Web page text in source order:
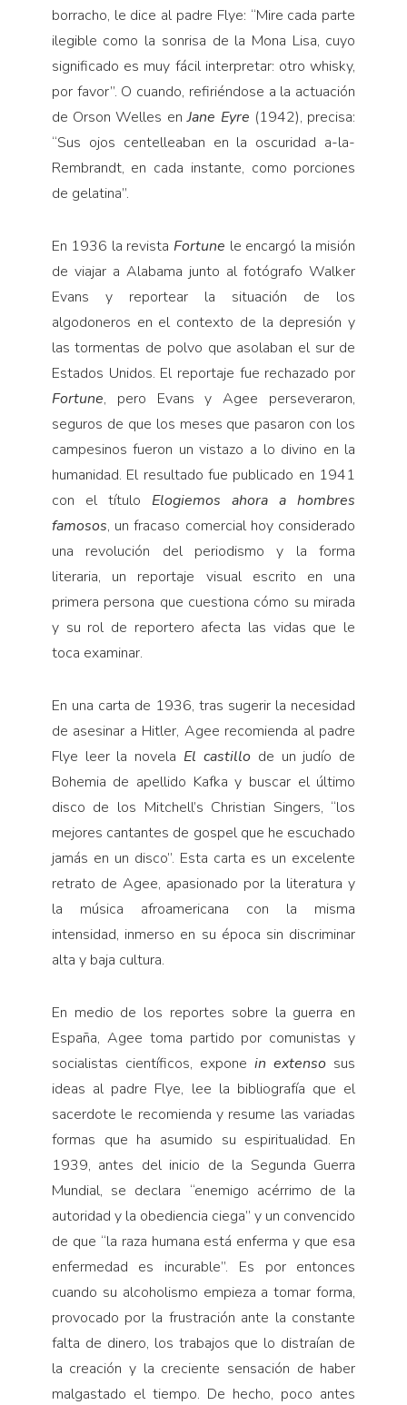
borracho, le dice al padre Flye: “Mire cada parte
ilegible como la sonrisa de la Mona Lisa, cuyo
significado es muy fácil interpretar: otro whisky,
por favor”. O cuando, refiriéndose a la actuación
de Orson Welles enJane Eyre (1942), precisa:
“Sus ojos centelleaban en la oscuridad a-la-
Rembrandt, en cada instante, como porciones
de gelatina”.
En 1936 la revista Fortune le encargó la misión
de viajar a Alabama junto al fotógrafo Walker
Evans y reportear la situación de los
algodoneros en el contexto de la depresión y
las tormentas de polvo que asolaban el sur de
Estados Unidos. El reportaje fue rechazado por
Fortune, pero Evans y Agee perseveraron,
seguros de que los meses que pasaron con los
campesinos fueron un vistazo a lo divino en la
humanidad. El resultado fue publicado en 1941
con el título Elogiemos ahora a hombres
famosos, un fracaso comercial hoy considerado
una revolución del periodismo y la forma
literaria, un reportaje visual escrito en una
primera persona que cuestiona cómo su mirada
y su rol de reportero afecta las vidas que le
toca examinar.
En una carta de 1936, tras sugerir la necesidad
de asesinar a Hitler, Agee recomienda al padre
Flye leer la novela El castillode un judío de
Bohemia de apellido Kafka y buscar el último
disco de los Mitchell’s Christian Singers, “los
mejores cantantes de gospel que he escuchado
jamás en un disco”. Esta carta es un excelente
retrato de Agee, apasionado por la literatura y
la música afroamericana con la misma
intensidad, inmerso en su época sin discriminar
alta y baja cultura.
En medio de los reportes sobre la guerra en
España, Agee toma partido por comunistas y
socialistas científicos, exponein extenso sus
ideas al padre Flye, lee la bibliografía que el
sacerdote le recomienda y resume las variadas
formas que ha asumido su espiritualidad. En
1939, antes del inicio de la Segunda Guerra
Mundial, se declara “enemigo acérrimo de la
autoridad y la obediencia ciega” y un convencido
de que “la raza humana está enferma y que esa
enfermedad es incurable”. Es por entonces
cuando su alcoholismo empieza a tomar forma,
provocado por la frustración ante la constante
falta de dinero, los trabajos que lo distraían de
la creación y la creciente sensación de haber
malgastado el tiempo. De hecho, poco antes